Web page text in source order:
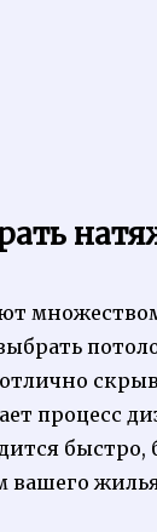
процесс
быстро,
вашего